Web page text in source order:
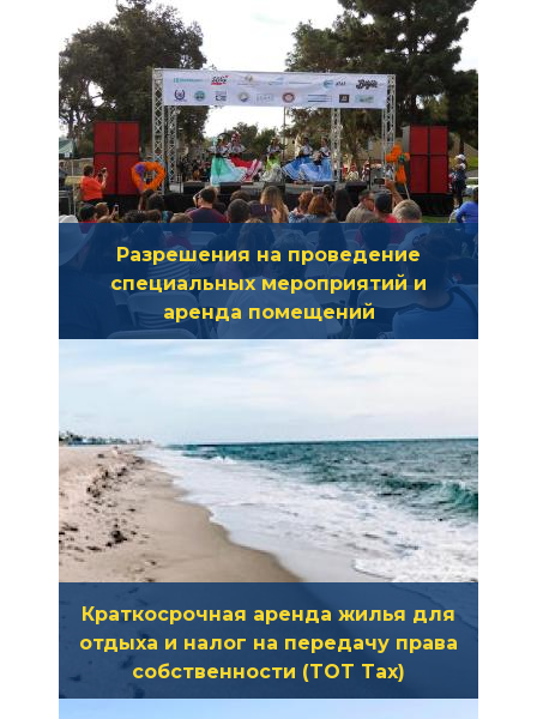
или ремонтируете здание в
Солана-Бич.
Разрешения на проведение
специальных мероприятий и
аренда помещений
Если вы планируете провести
участием 25 и более человек,
нажмите здесь, чтобы получить
дополнительную информацию о
правилах проведения подобных
мероприятий.
Краткосрочная аренда жилья для
отдыха и налог на передачу права
собственности (TOT Tax)